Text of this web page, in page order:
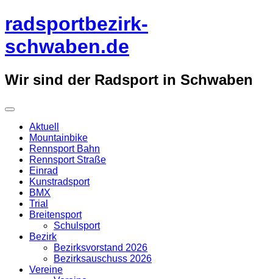
Überspringe
zum
radsportbezirk-
schwaben.de
Wir sind der Radsport in Schwaben
Aktuell
Mountainbike
Rennsport Bahn
Rennsport Straße
Einrad
Kunstradsport
BMX
Trial
Breitensport
Schulsport
Bezirk
Bezirksvorstand 2026
Bezirksauschuss 2026
Vereine